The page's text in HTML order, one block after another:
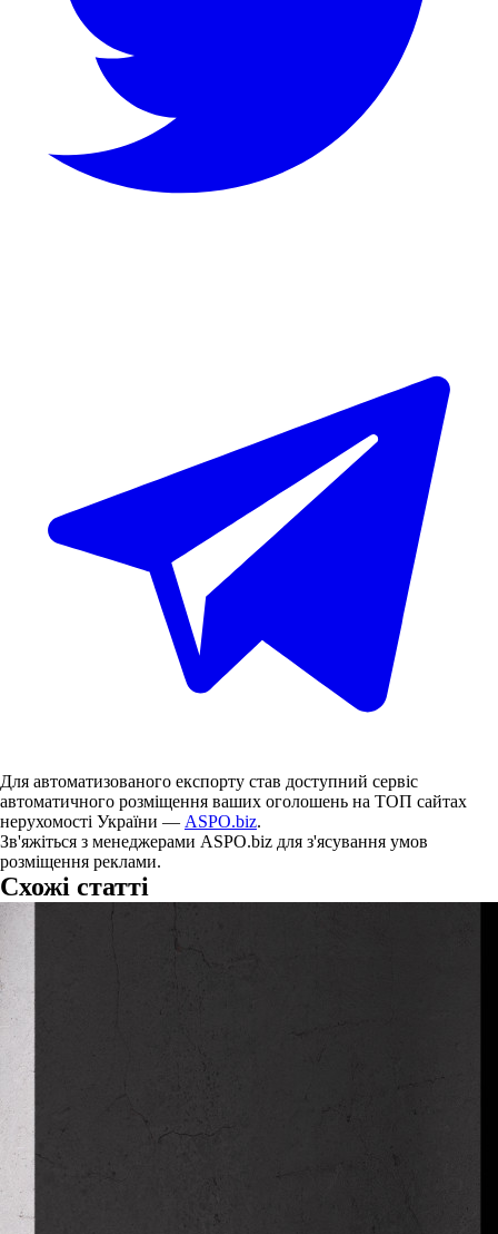
Для автоматизованого експорту став доступний сервіс
автоматичного розміщення ваших оголошень на ТОП сайтах
нерухомості України — ASPO.biz.
Зв'яжіться з менеджерами ASPO.biz для з'ясування умов
розміщення реклами.
Схожі статті